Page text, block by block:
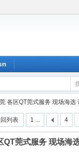
各区QT莞式服务 现场海选
1 ... 4
列表
QT莞式服务 现场海